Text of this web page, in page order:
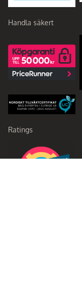
Handla säkert
Ratings